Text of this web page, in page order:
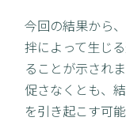
今回の結果から
拌によって生じ
ることが示され
促さなくとも、
を引き起こす可